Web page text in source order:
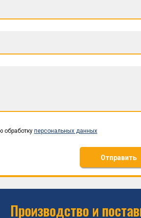
обработку персональных данных
Отправить
Производство и